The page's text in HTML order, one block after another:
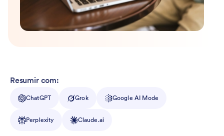
Resumir com:
ChatGPT Grok Google AI Mode
Perplexity Claude.ai